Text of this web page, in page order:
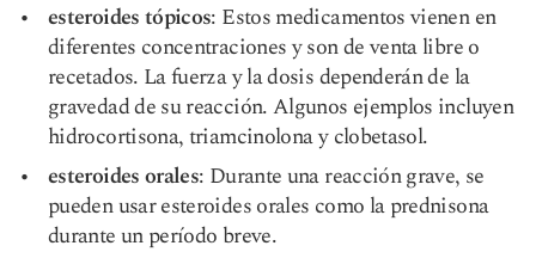
esteroides tópicos: Estos medicamentos vienen en
diferentes concentraciones y son de venta libre o
recetados. La fuerza y la dosis dependerán de la
gravedad de su reacción. Algunos ejemplos incluyen
hidrocortisona, triamcinolona y clobetasol.
esteroides orales: Durante una reacción grave, se
pueden usar esteroides orales como la prednisona
durante un período breve.